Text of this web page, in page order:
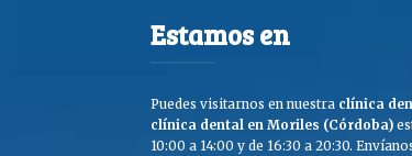
Estamos en
Puedes visitarnos en nuestra clínica
clínica dental en Moriles (Córdoba)
10:00 a 14:00 y de 16:30 a 20:30.